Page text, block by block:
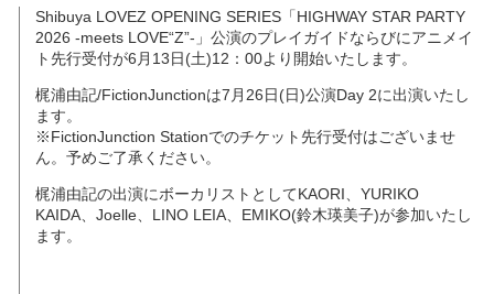
Shibuya LOVEZ OPENING SERIES「HIGHWAY STAR PARTY
2026 -meets LOVE“Z”-」公演のプレイガイドならびにアニメイ
ト先行受付が6月13日(土)12：00より開始いたします。
梶浦由記/FictionJunctionは7月26日(日)公演Day 2に出演いたし
ます。
※FictionJunction Stationでのチケット先行受付はございませ
ん。予めご了承ください。
梶浦由記の出演にボーカリストとしてKAORI、YURIKO
KAIDA、Joelle、LINO LEIA、EMIKO(鈴木瑛美子)が参加いたし
ます。